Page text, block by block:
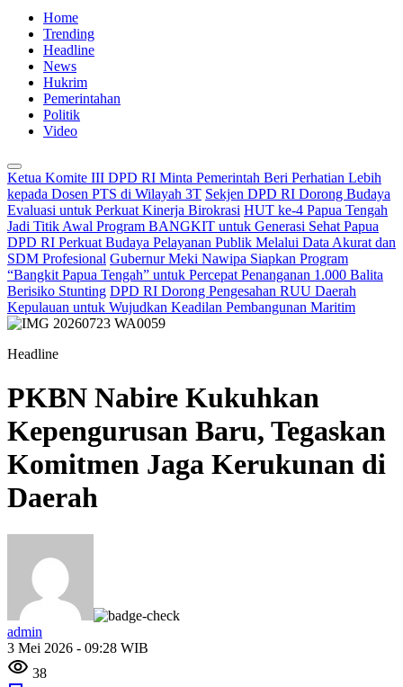
Home
Trending
Headline
News
Hukrim
Pemerintahan
Politik
Video
Ketua Komite III DPD RI Minta Pemerintah Beri Perhatian Lebih
kepada Dosen PTS di Wilayah 3T Sekjen DPD RI Dorong Budaya
Evaluasi untuk Perkuat Kinerja Birokrasi HUT ke-4 Papua Tengah
Jadi Titik Awal Program BANGKIT untuk Generasi Sehat Papua
DPD RI Perkuat Budaya Pelayanan Publik Melalui Data Akurat dan
SDM Profesional Gubernur Meki Nawipa Siapkan Program
“Bangkit Papua Tengah” untuk Percepat Penanganan 1.000 Balita
Berisiko Stunting DPD RI Dorong Pengesahan RUU Daerah
Kepulauan untuk Wujudkan Keadilan Pembangunan Maritim
Headline
PKBN Nabire Kukuhkan
Kepengurusan Baru, Tegaskan
Komitmen Jaga Kerukunan di
Daerah
admin
3 Mei 2026 - 09:28 WIB
38